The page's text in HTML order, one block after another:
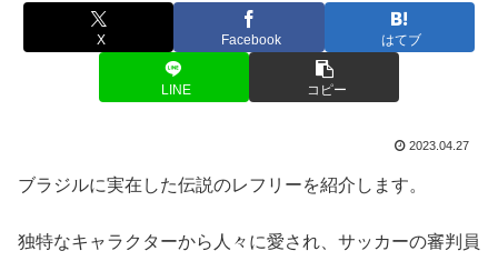
X Facebook はてブ
LINE コピー
2023.04.27
ブラジルに実在した伝説のレフリーを紹介します。
独特なキャラクターから人々に愛され、サッカーの審判員